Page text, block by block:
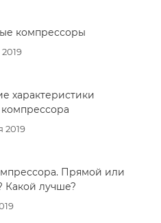
2019
компрессоры
2019
характеристики
Прямой или
Какой лучше?